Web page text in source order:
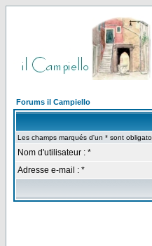
Forums il Campiello
Les champs marqués d'un * sont
Nom d'utilisateur : *
Adresse e-mail : *